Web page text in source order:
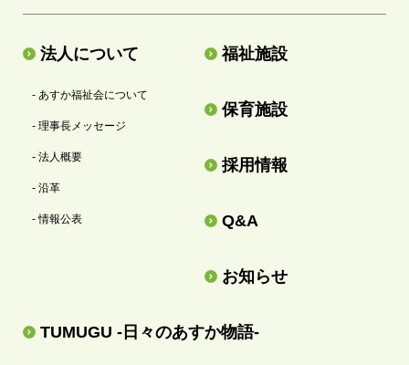
法人について
- あすか福祉会について
- 理事長メッセージ
- 法人概要
- 沿革
- 情報公表
福祉施設
保育施設
採用情報
Q&A
お知らせ
TUMUGU -日々のあすか物語-